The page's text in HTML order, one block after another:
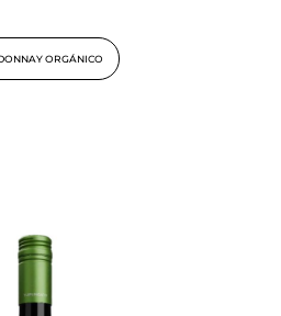
ORGÁNICO